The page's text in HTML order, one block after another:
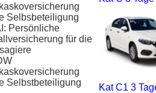
Selbsbeteiligung
Persönliche
für die
Selbstbeteiligung
Kat C1 3